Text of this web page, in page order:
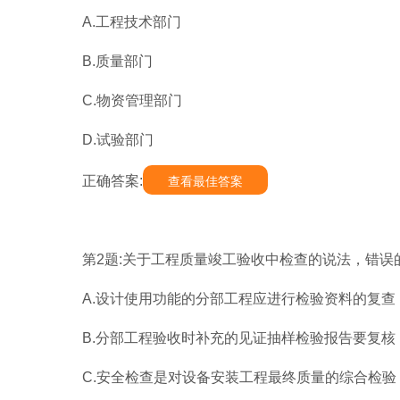
A.工程技术部门
B.质量部门
C.物资管理部门
D.试验部门
正确答案: 查看最佳答案
第2题:关于工程质量竣工验收中检查的说法，错误
A.设计使用功能的分部工程应进行检验资料的复查
B.分部工程验收时补充的见证抽样检验报告要复核
C.安全检查是对设备安装工程最终质量的综合检验